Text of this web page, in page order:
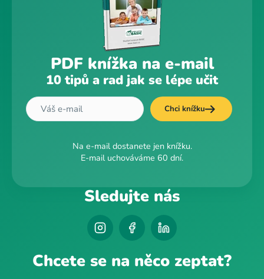
PDF knížka na e-mail
10 tipů a rad jak se lépe učit
Chci knížku
Na e-mail dostanete jen knížku.
E-mail uchováváme 60 dní.
Sledujte nás
Chcete se na něco zeptat?